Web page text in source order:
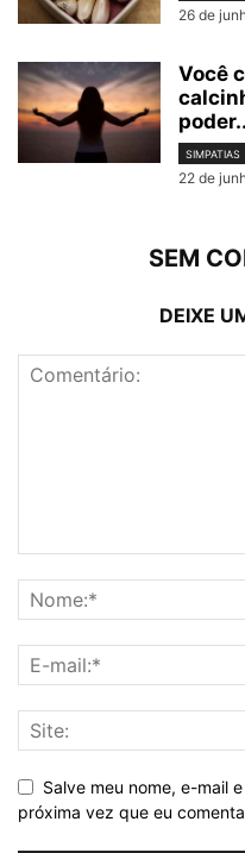
26 de
Você
SIMPATIAS
22 de
SEM
DEIXE
Salve meu nome, e-mail
próxima vez que eu